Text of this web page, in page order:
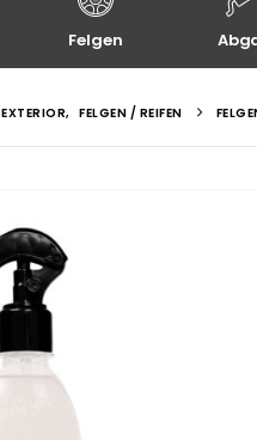
Felgen
EXTERIOR, FELGEN / REIFEN